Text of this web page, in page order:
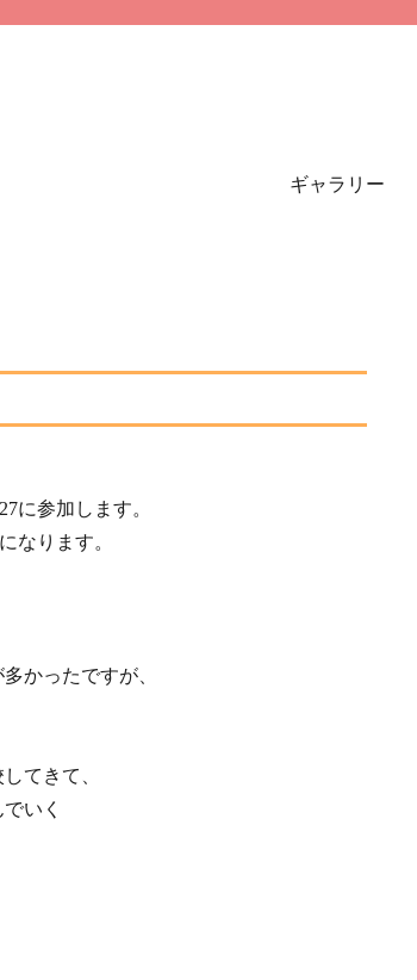
ギャラリー
に参加します。
なります。
かったですが、
てきて、
いく